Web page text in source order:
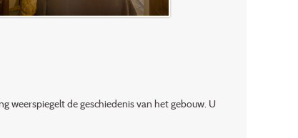
weerspiegelt de geschiedenis van het gebouw. U